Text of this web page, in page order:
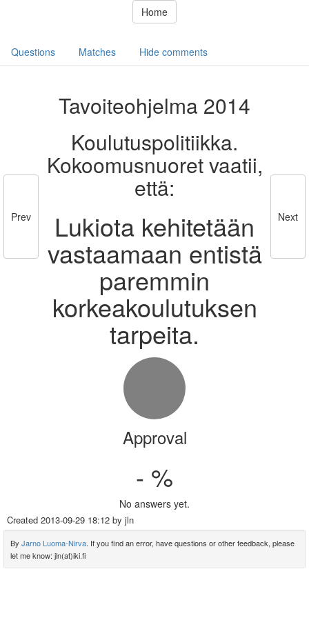
Home
Questions Matches Hide comments
Prev
Tavoiteohjelma 2014
Koulutuspolitiikka.
Kokoomusnuoret vaatii,
että:
Lukiota kehitetään
vastaamaan entistä
paremmin
korkeakoulutuksen
tarpeita.
Next
Approval
- %
No answers yet.
Created 2013-09-29 18:12 by jln
By Jarno Luoma-Nirva. If you find an error, have questions or other feedback, please
let me know: jln(at)iki.fi